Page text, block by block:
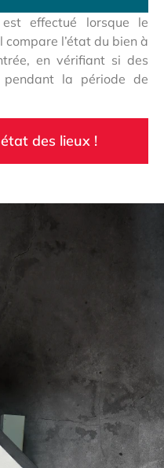
est effectué lorsque le
compare l’état du bien à
en vérifiant si des
la période de
des lieux !